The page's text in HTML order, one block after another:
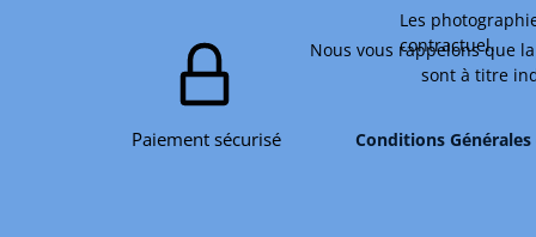
Paiement sécurisé
Les
contractuel.
Conditions
Nous vous rappelons que
sont à titre